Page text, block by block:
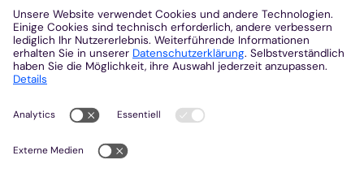
Kontakt
+49 241 452-0